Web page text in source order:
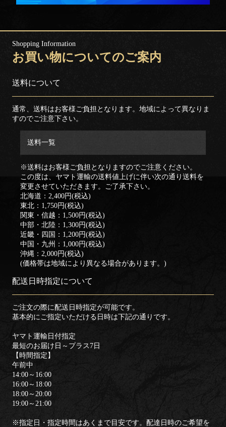
お買い物についてのご案内
送料について
通常、送料はお客様ご負担となります。地域によって異なりま
すのでご注意下さい。
送料一覧
※送料はお客様ご負担となりますのでご注意ください。
この度は、ヤマト運輸の送料値上げに伴い次の通り送料を
変更させていただきます。ご了承下さい。
北海道：2,400円(税込)
東北：1,750円(税込)
関東・信越：1,500円(税込)
中部・北陸：1,300円(税込)
近畿・四国：1,200円(税込)
中国・九州：1,000円(税込)
沖縄：2,000円(税込)
(価格帯は地域により異なる場合があります。)
配送日時指定について
ご注文の際に配送日時指定が可能です。
基本的にご指定いただける日時は下記の通りです。
ヤマト運輸日付指定
最短のお届け日～プラス7日
【時間指定】
午前中
14:00～16:00
16:00～18:00
18:00～20:00
19:00～21:00
※指定日・指定時間はあくまで目安です。配達日時のご希望を